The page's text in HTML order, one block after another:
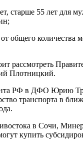
старше 55 лет для
общего количества
рассмотреть
Плотницкий.
РФ в ДФО Юрию
транспорта в
в Сочи,
купить